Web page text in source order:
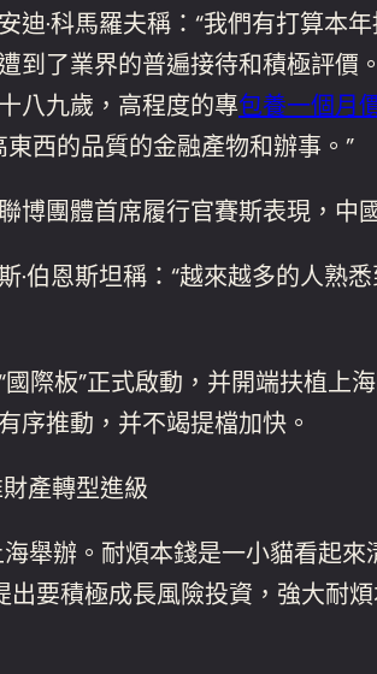
迪·科馬羅夫稱：“我們有打算本
到了業界的普遍接待和積極評
八九歲，高程度的專包養一個月
東西的品質的金融產物和辦事。”
團體首席履行官賽斯表現，中
·伯恩斯坦稱：“越來越多的人熟
板”正式啟動，并開端扶植上
序推動，并不竭提檔加快。
產轉型進級
辦。耐煩本錢是一小貓看起來
要積極成長風險投資，強大耐煩